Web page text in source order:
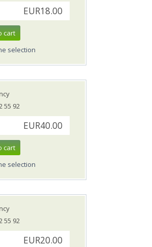
EUR18.00
cart
selection
55 92
EUR40.00
cart
selection
55 92
EUR20.00